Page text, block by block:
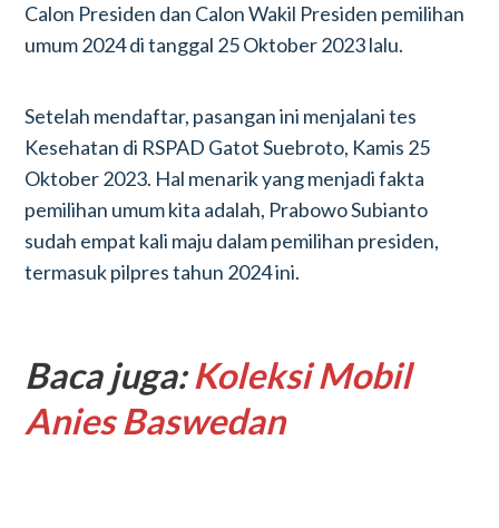
Calon Presiden dan Calon Wakil Presiden pemilihan
umum 2024 di tanggal 25 Oktober 2023 lalu.
Setelah mendaftar, pasangan ini menjalani tes
Kesehatan di RSPAD Gatot Suebroto, Kamis 25
Oktober 2023. Hal menarik yang menjadi fakta
pemilihan umum kita adalah, Prabowo Subianto
sudah empat kali maju dalam pemilihan presiden,
termasuk pilpres tahun 2024 ini.
Baca juga:Koleksi Mobil
Anies Baswedan